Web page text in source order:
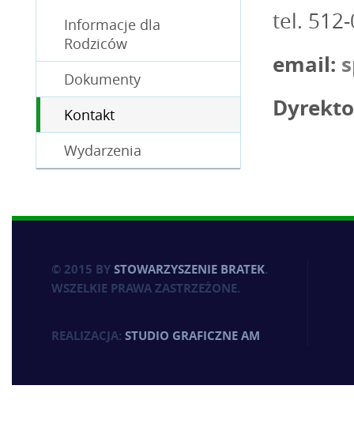
Informacje dla
Rodziców
Dokumenty
Kontakt
Wydarzenia
tel.
email:
© 2015 BYSTOWARZYSZENIE BRATEK.
WSZELKIE PRAWA ZASTRZEŻONE.
REALIZACJA: STUDIO GRAFICZNE AM